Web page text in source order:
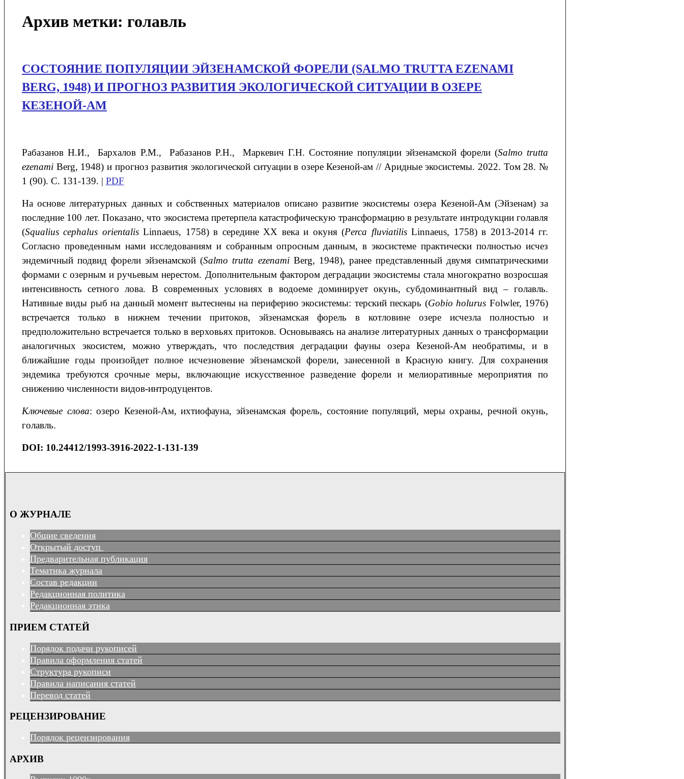
Архив метки: голавль
СОСТОЯНИЕ ПОПУЛЯЦИИ ЭЙЗЕНАМСКОЙ ФОРЕЛИ (SALMO TRUTTA EZENAMI
BERG, 1948) И ПРОГНОЗ РАЗВИТИЯ ЭКОЛОГИЧЕСКОЙ СИТУАЦИИ В ОЗЕРЕ
КЕЗЕНОЙ-АМ
РабазановН.И., Бархалов Р.М., Рабазанов Р.Н., МаркевичГ.Н. Состояние популяции эйзенамской форели (Salmo trutta
ezenami Berg, 1948) и прогноз развития экологической ситуации в озере Кезеной-ам // Аридные экосистемы. 2022. Том 28. №
1 (90). С. 131-139. | PDF
На основе литературных данных и собственных материалов описано развитие экосистемы озера Кезеной-Ам (Эйзенам) за
последние 100 лет. Показано, что экосистема претерпела катастрофическую трансформацию в результате интродукции голавля
(Squalius cephalus orientalisLinnaeus, 1758) в середине XX века и окуня (Perca fluviatilisLinnaeus, 1758) в 2013‑2014 гг.
Согласно проведенным нами исследованиям и собранным опросным данным, в экосистеме практически полностью исчез
эндемичный подвид форели эйзенамской (Salmo trutta ezenami Berg, 1948), ранее представленный двумя симпатрическими
формами с озерным и ручьевым нерестом. Дополнительным фактором деградации экосистемы стала многократно возросшая
интенсивность сетного лова. В современных условиях в водоеме доминирует окунь, субдоминантный вид – голавль.
Нативные виды рыб на данный момент вытеснены на периферию экосистемы: терский пескарь (Gobio holurus Folwler, 1976)
встречается только в нижнем течении притоков, эйзенамская форель в котловине озере исчезла полностью и
предположительно встречается только в верховьях притоков. Основываясь на анализе литературных данных о трансформации
аналогичных экосистем, можно утверждать, что последствия деградации фауны озера Кезеной-Ам необратимы, и в
ближайшие годы произойдет полное исчезновение эйзенамской форели, занесенной в Красную книгу. Для сохранения
эндемика требуются срочные меры, включающие искусственное разведение форели и мелиоративные мероприятия по
снижению численности видов-интродуцентов.
Ключевые слова: озеро Кезеной-Ам, ихтиофауна, эйзенамская форель, состояние популяций, меры охраны, речной окунь,
голавль.
DOI: 10.24412/1993-3916-2022-1-131-139
О ЖУРНАЛЕ
Общие сведения
Открытый доступ
Предварительная публикация
Тематика журнала
Состав редакции
Редакционная политика
Редакционная этика
ПРИЕМ СТАТЕЙ
Порядок подачи рукописей
Правила оформления статей
Структура рукописи
Правила написания статей
Перевод статей
РЕЦЕНЗИРОВАНИЕ
Порядок рецензирования
АРХИВ